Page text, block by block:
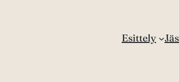
Esittely